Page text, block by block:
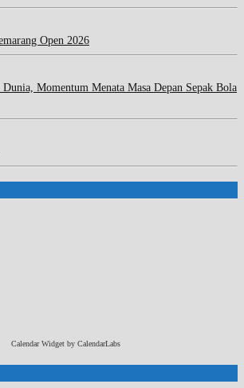
Open 2026
Momentum Menata Masa Depan Sepak Bola
Calendar Widget by CalendarLabs